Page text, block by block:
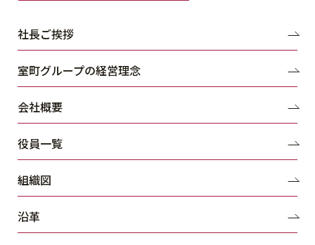
社長ご挨拶
室町グループの経営理念
会社概要
役員一覧
組織図
沿革